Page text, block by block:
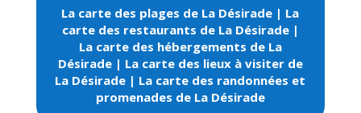
La carte des plages de La Désirade | La
carte des restaurants de La Désirade|
La carte des hébergements de La
Désirade| La carte des lieux à visiter de
La Désirade | La carte des randonnées et
promenades de La Désirade